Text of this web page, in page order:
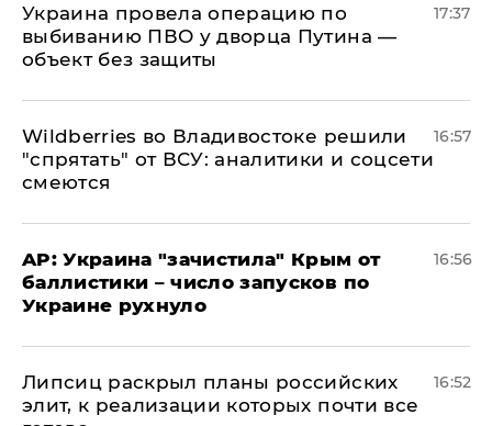
Украина провела операцию по
выбиванию ПВО у дворца Путина —
объект без защиты
17:37
Wildberries во Владивостоке решили
"спрятать" от ВСУ: аналитики и соцсети
смеются
16:57
AP: Украина "зачистила" Крым от
баллистики – число запусков по
Украине рухнуло
16:56
Липсиц раскрыл планы российских
элит, к реализации которых почти все
16:52